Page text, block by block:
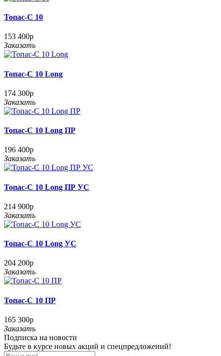
Топас-С 10
153 400р
Заказать
Топас-С 10 Long
174 300р
Заказать
Топас-С 10 Long ПР
196 400р
Заказать
Топас-С 10 Long ПР УС
214 900р
Заказать
Топас-С 10 Long УС
204 200р
Заказать
Топас-С 10 ПР
165 300р
Заказать
Подписка на новости
Будьте в курсе новых акций и спецпредложений!